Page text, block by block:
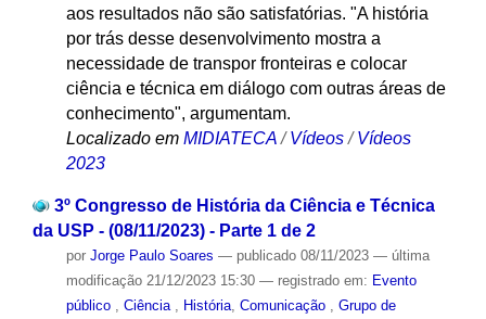
aos resultados não são satisfatórias. "A história
por trás desse desenvolvimento mostra a
necessidade de transpor fronteiras e colocar
ciência e técnica em diálogo com outras áreas de
conhecimento", argumentam.
Localizado em MIDIATECA /Vídeos /Vídeos
2023
3º Congresso de História da Ciência e Técnica
da USP - (08/11/2023) - Parte 1 de 2
por Jorge Paulo Soares — publicado08/11/2023 — última
modificação21/12/2023 15:30 — registrado em: Evento
público , Ciência , História, Comunicação , Grupo de